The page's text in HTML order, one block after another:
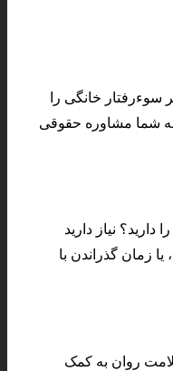
خانگی را
شما مشاوره حقوقی
نیاز دارید
زمان گذراندن با
روان به کمک